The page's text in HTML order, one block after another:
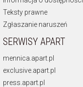
Teksty prawne
Zgłaszanie naruszeń
SERWISY APART
mennica.apart.pl
exclusive.apart.pl
press.apart.pl